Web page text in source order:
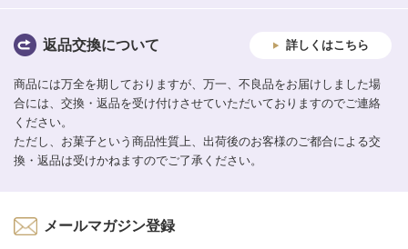
返品交換について 詳しくはこちら
商品には万全を期しておりますが、万一、不良品をお届けしました場
合には、交換・返品を受け付けさせていただいておりますのでご連絡
ください。
ただし、お菓子という商品性質上、出荷後のお客様のご都合による交
換・返品は受けかねますのでご了承ください。
メールマガジン登録